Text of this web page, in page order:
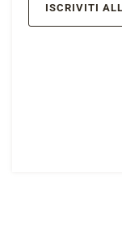
ISCRIVITI